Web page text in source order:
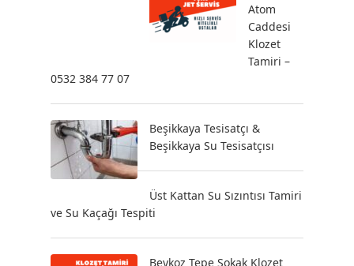
Atom
Caddesi
Klozet
Tamiri –
0532 384 77 07
Beşikkaya Tesisatçı &
Beşikkaya Su Tesisatçısı
Üst Kattan Su Sızıntısı Tamiri
ve Su Kaçağı Tespiti
Beykoz Tepe Sokak Klozet